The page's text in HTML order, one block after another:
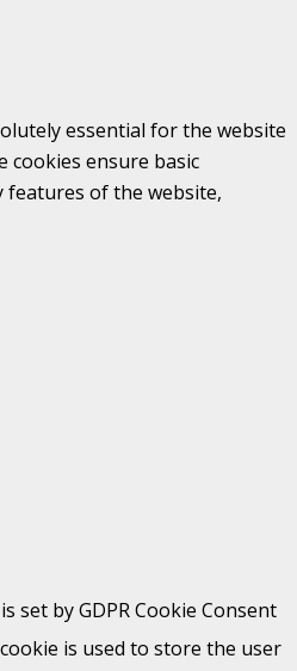
essential for the website
cookies ensure basic
of the website,
set by GDPR Cookie Consent
is used to store the user